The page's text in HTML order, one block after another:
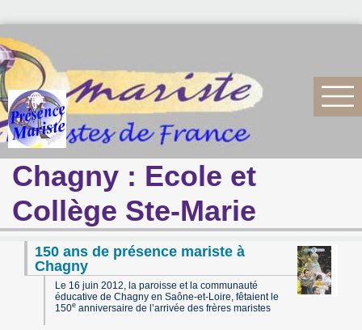
Chagny : Ecole et
Collège Ste-Marie
150 ans de présence mariste à
Chagny
Le 16 juin 2012, la paroisse et la communauté
éducative de Chagny en Saône-et-Loire, fêtaient le
150e anniversaire de l’arrivée des frères maristes